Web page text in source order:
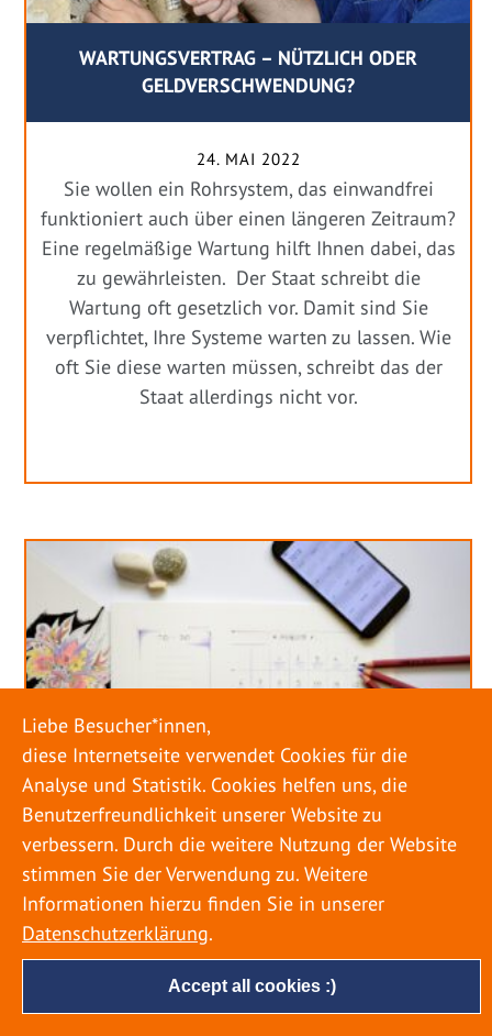
WARTUNGSVERTRAG – NÜTZLICH ODER
GELDVERSCHWENDUNG?
24. MAI 2022
Sie wollen ein Rohrsystem, das einwandfrei
funktioniert auch über einen längeren Zeitraum?
Eine regelmäßige Wartung hilft Ihnen dabei, das
zu gewährleisten. Der Staat schreibt die
Wartung oft gesetzlich vor. Damit sind Sie
verpflichtet, Ihre Systeme warten zu lassen. Wie
oft Sie diese warten müssen, schreibt das der
Staat allerdings nicht vor.
URLAUB RICHTIG PLANEN – ROHRBRUCH
VERHINDERN
18. MAI 2022
Accept all cookies :)
Liebe Besucher*innen,
diese Internetseite verwendet Cookies für die
Analyse und Statistik. Cookies helfen uns, die
Benutzerfreundlichkeit unserer Website zu
verbessern. Durch die weitere Nutzung der Website
stimmen Sie der Verwendung zu. Weitere
Informationen hierzu finden Sie in unserer
Datenschutzerklärung.